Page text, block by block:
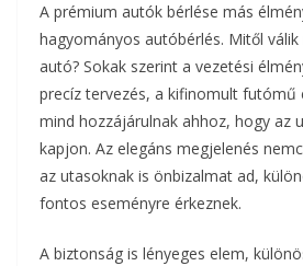
A prémium autók bérlése más
hagyományos autóbérlés. Mitől
autó? Sokak szerint a vezetési
precíz tervezés, a kifinomult futómű
mind hozzájárulnak ahhoz, hogy az
kapjon. Az elegáns megjelenés
az utasoknak is önbizalmat ad,
fontos eseményre érkeznek.
A biztonság is lényeges elem,